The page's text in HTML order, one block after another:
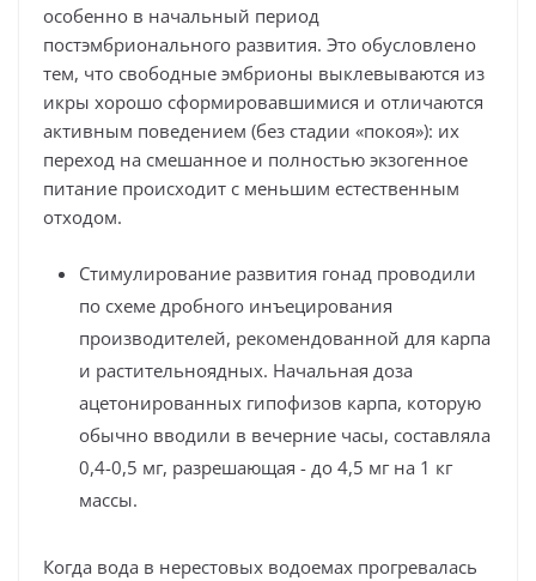
особенно в начальный период
постэмбрионального развития. Это обусловлено
тем, что свободные эмбрионы выклевываются из
икры хорошо сформировавшимися и отличаются
активным поведением (без стадии «покоя»): их
переход на смешанное и полностью экзогенное
питание происходит с меньшим естественным
отходом.
Стимулирование развития гонад проводили
по схеме дробного инъецирования
производителей, рекомендованной для карпа
и растительноядных. Начальная доза
ацетонированных гипофизов карпа, которую
обычно вводили в вечерние часы, составляла
0,4-0,5 мг, разрешающая - до 4,5 мг на 1 кг
массы.
Когда вода в нерестовых водоемах прогревалась